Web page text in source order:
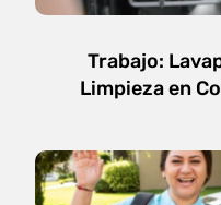
Trabajo:
Limpieza en